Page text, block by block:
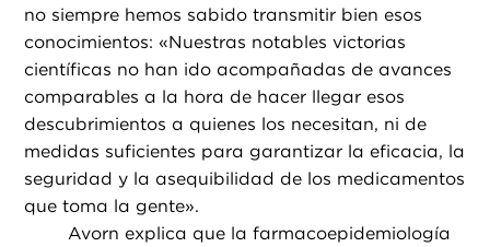
no siempre hemos sabido transmitir bien esos
conocimientos: «Nuestras notables victorias
científicas no han ido acompañadas de avances
comparables a la hora de hacer llegar esos
descubrimientos a quienes los necesitan, ni de
medidas suficientes para garantizar la eficacia, la
seguridad y la asequibilidad de los medicamentos
que toma la gente».
Avorn explica que la farmacoepidemiología